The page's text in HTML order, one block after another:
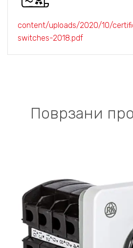
content/uploads/2020/10/
switches-2018.pdf
Поврзани